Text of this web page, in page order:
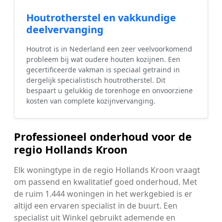
Houtrotherstel en vakkundige
deelvervanging
Houtrot is in Nederland een zeer veelvoorkomend
probleem bij wat oudere houten kozijnen. Een
gecertificeerde vakman is speciaal getraind in
dergelijk specialistisch houtrotherstel. Dit
bespaart u gelukkig de torenhoge en onvoorziene
kosten van complete kozijnvervanging.
Professioneel onderhoud voor de
regio Hollands Kroon
Elk woningtype in de regio Hollands Kroon vraagt
om passend en kwalitatief goed onderhoud. Met
de ruim 1.444 woningen in het werkgebied is er
altijd een ervaren specialist in de buurt. Een
specialist uit Winkel gebruikt ademende en